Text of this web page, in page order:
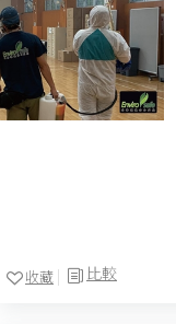
比較
收藏